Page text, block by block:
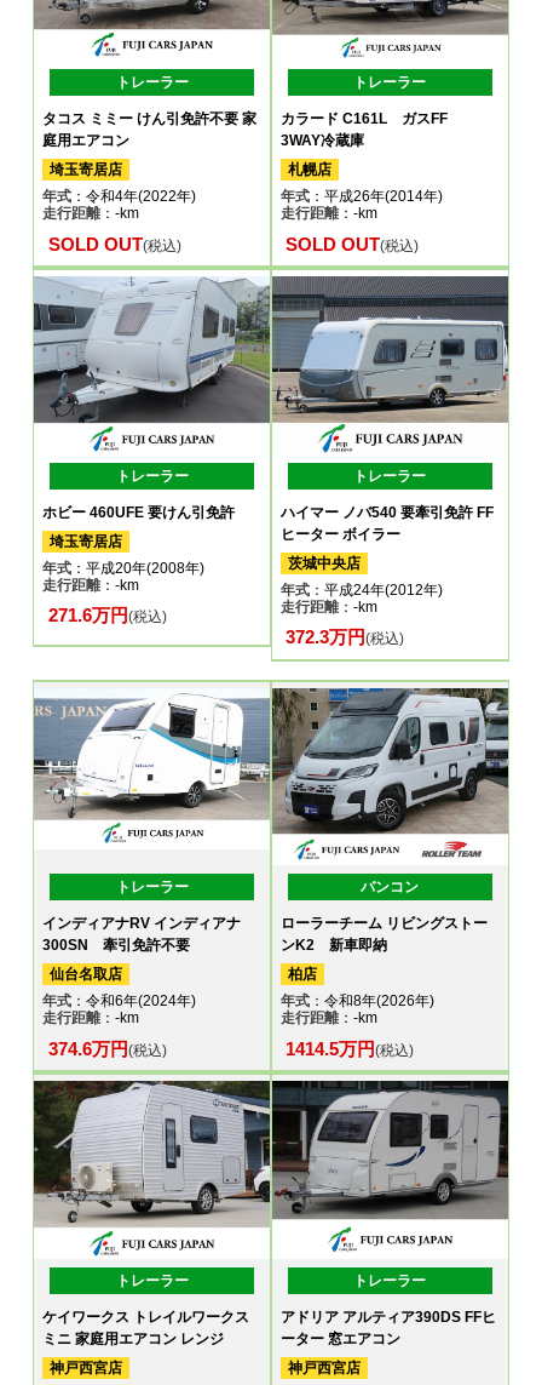
トレーラー
タコス ミミー けん引免許不要 家
庭用エアコン
埼玉寄居店
年式 ：令和4年(2022年)
走行距離：-km
SOLD OUT(税込)
トレーラー
カラード C161L ガスFF
3WAY冷蔵庫
札幌店
年式：平成26年(2014年)
走行距離：-km
SOLD OUT(税込)
トレーラー
ホビー 460UFE 要けん引免許
埼玉寄居店
年式 ：平成20年(2008年)
走行距離：-km
271.6万円(税込)
トレーラー
ハイマー ノバ540 要牽引免許 FF
ヒーター ボイラー
茨城中央店
年式：平成24年(2012年)
走行距離：-km
372.3万円(税込)
トレーラー
インディアナRV インディアナ
300SN 牽引免許不要
仙台名取店
年式 ：令和6年(2024年)
走行距離：-km
374.6万円(税込)
バンコン
ローラーチーム リビングストー
ンK2 新車即納
柏店
年式：令和8年(2026年)
走行距離：-km
1414.5万円(税込)
トレーラー
ケイワークス トレイルワークス
ミニ 家庭用エアコン レンジ
神戸西宮店
トレーラー
アドリア アルティア390DS FFヒ
ーター 窓エアコン
神戸西宮店